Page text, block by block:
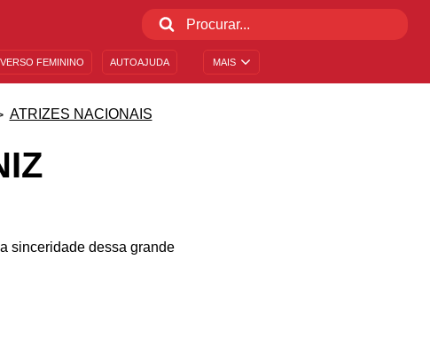
MAIS
FEMININO AUTOAJUDA
ATRIZES NACIONAIS
sinceridade dessa grande